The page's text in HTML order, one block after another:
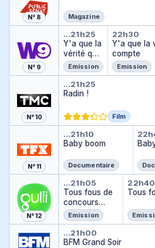
N° 8 Magazine
N° 9
Y'a que la
…21h25
Y'a que la
vérité qui
compte
Emission
Y'a
22h30
Y'a que la
compte
Emission
N° 10
Radin !
…21h25
Radin !
Film
N° 11
Baby boom
…21h10
Baby boom
Documentaire
N° 12
Tous fous de
…21h05
Tous fous de
concours
insolites
Emission
22h40
Tous
BFM Grand Soir
…21h00
BFM Grand Soir